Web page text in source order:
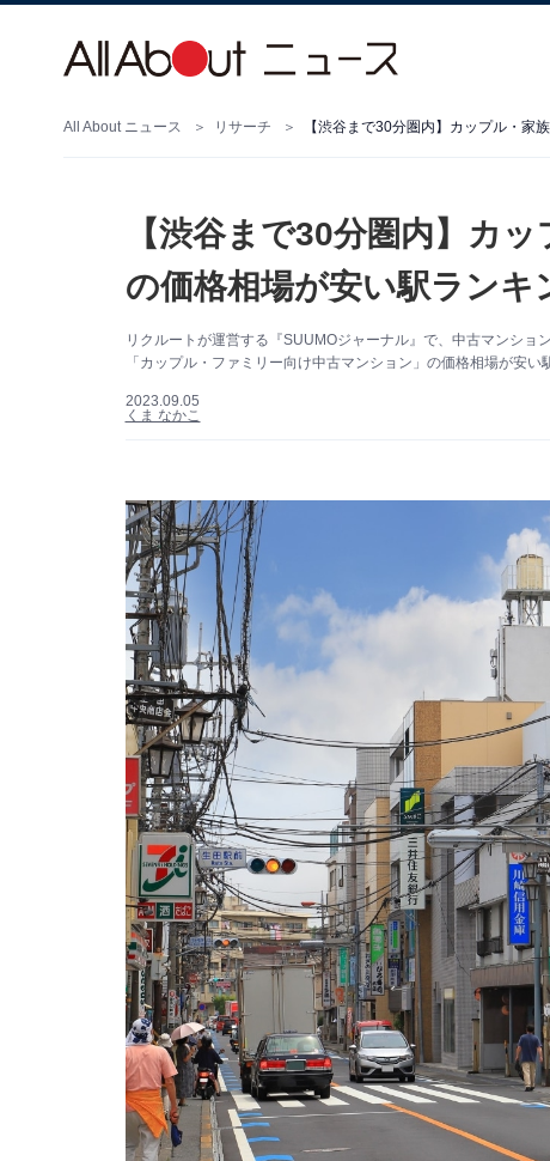
All About ニュース リサーチ
【渋谷まで30分圏内】カ
の価格相場が安い駅ランキ
リクルートが運営する『SUUMOジャーナル』で、中古マンショ
「カップル・ファミリー向け中古マンション」の価格相場が安い
2023.09.05
くま なかこ